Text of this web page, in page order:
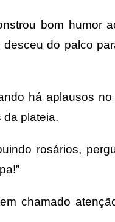
bom humor
do palco
há aplausos
da plateia.
rosários,
chamado